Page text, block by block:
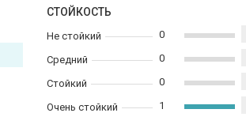
СТОЙКОСТЬ
Не стойкий
Средний
Стойкий
Очень стойкий
0
0
0
1